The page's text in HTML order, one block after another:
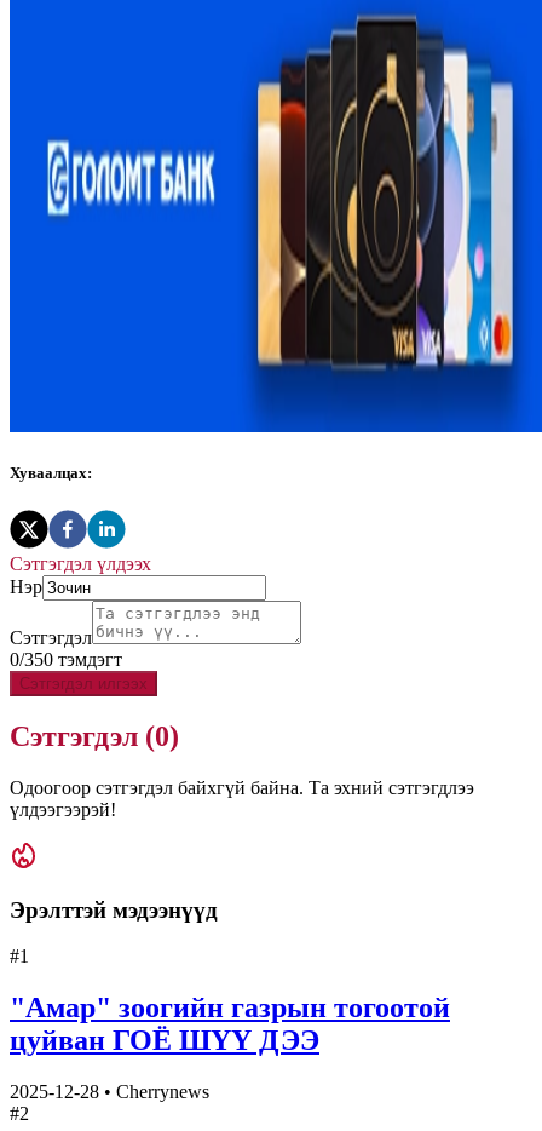
Хуваалцах:
Сэтгэгдэл үлдээх
Нэр
Сэтгэгдэл
0/350 тэмдэгт
Сэтгэгдэл илгээх
Сэтгэгдэл (0)
Одоогоор сэтгэгдэл байхгүй байна. Та эхний сэтгэгдлээ
үлдээгээрэй!
Эрэлттэй мэдээнүүд
#1
"Амар" зоогийн газрын тогоотой
цуйван ГОЁ ШҮҮ ДЭЭ
2025-12-28 • Cherrynews
#2